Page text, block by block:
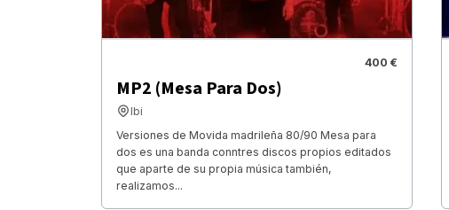
400 €
MP2 (Mesa Para Dos)
Ibi
Versiones de Movida madrileña 80/90 Mesa para
dos es una banda conntres discos propios editados
que aparte de su propia música también,
realizamos...